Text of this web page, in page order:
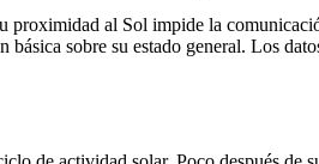
proximidad al Sol impide la
sobre su estado general. Los